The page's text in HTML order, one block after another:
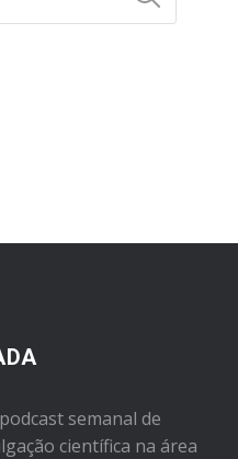
semanal de
científica na área